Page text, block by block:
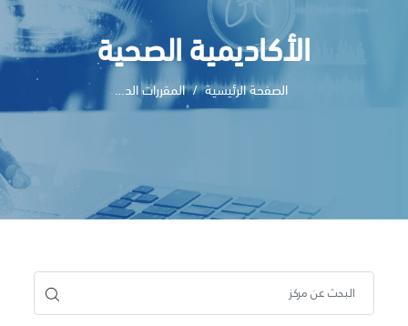
الأكاديمية الصحية
الصفحة الرئيسية المقررات الدراسية